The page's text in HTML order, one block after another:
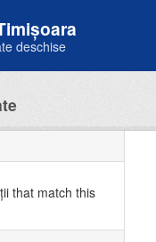
deschise
that match this